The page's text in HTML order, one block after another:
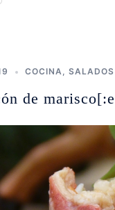
COCINA, SALADOS
de